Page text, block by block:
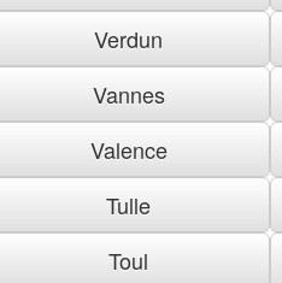
Verdun
Vannes
Valence
Tulle
Toul